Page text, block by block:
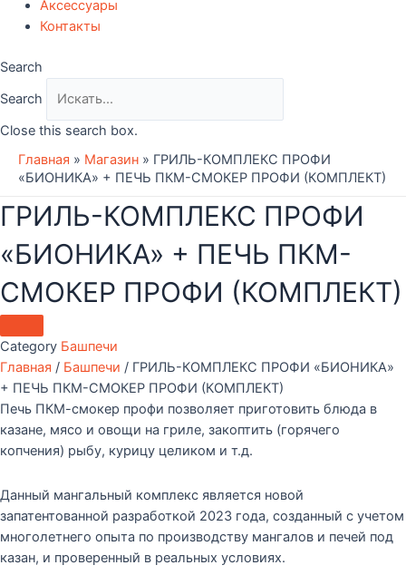
Аксессуары
Контакты
Search
Search
Close this search box.
Главная » Магазин » ГРИЛЬ-КОМПЛЕКС ПРОФИ
«БИОНИКА» + ПЕЧЬ ПКМ-СМОКЕР ПРОФИ (КОМПЛЕКТ)
ГРИЛЬ-КОМПЛЕКС ПРОФИ
«БИОНИКА» + ПЕЧЬ ПКМ-
СМОКЕР ПРОФИ (КОМПЛЕКТ)
Category Башпечи
Главная / Башпечи / ГРИЛЬ-КОМПЛЕКС ПРОФИ «БИОНИКА»
+ ПЕЧЬ ПКМ-СМОКЕР ПРОФИ (КОМПЛЕКТ)
Печь ПКМ-смокер профи позволяет приготовить блюда в
казане, мясо и овощи на гриле, закоптить (горячего
копчения) рыбу, курицу целиком и т.д.
Данный мангальный комплекс является новой
запатентованной разработкой 2023 года, созданный с учетом
многолетнего опыта по производству мангалов и печей под
казан, и проверенный в реальных условиях.